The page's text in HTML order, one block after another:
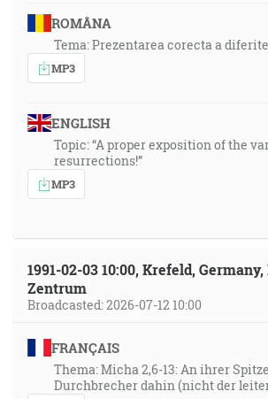
ROMÂNA
Tema: Prezentarea corecta a
MP3
ENGLISH
Topic: “A proper exposition of the
resurrections!”
MP3
1991-02-03 10:00, Krefeld,
Zentrum
Broadcasted: 2026-07-12 10:00
FRANÇAIS
Thema: Micha 2,6-13: An ihrer
Durchbrecher dahin (nicht der